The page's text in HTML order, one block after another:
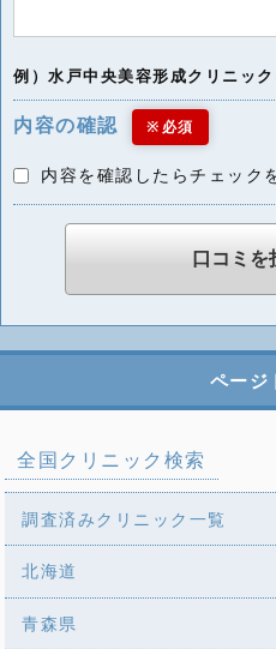
例）水戸中央美容形成クリニッ
内容の確認 ※必須
内容を確認したらチェック
ページ
全国クリニック検索
調査済みクリニック一覧
北海道
青森県